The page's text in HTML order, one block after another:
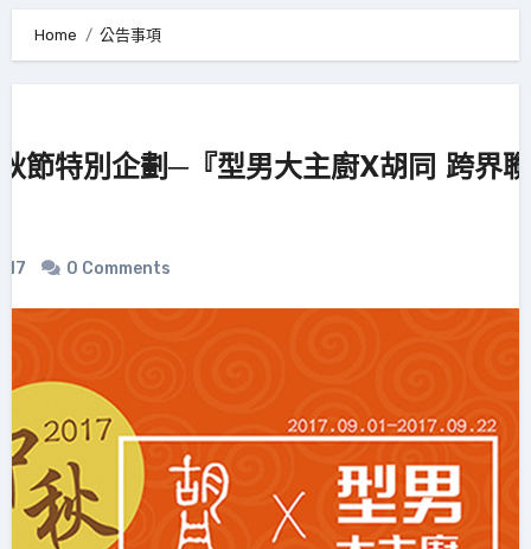
Home 公告事項
節特別企劃─『型男大主廚X胡同 跨界
0 Comments